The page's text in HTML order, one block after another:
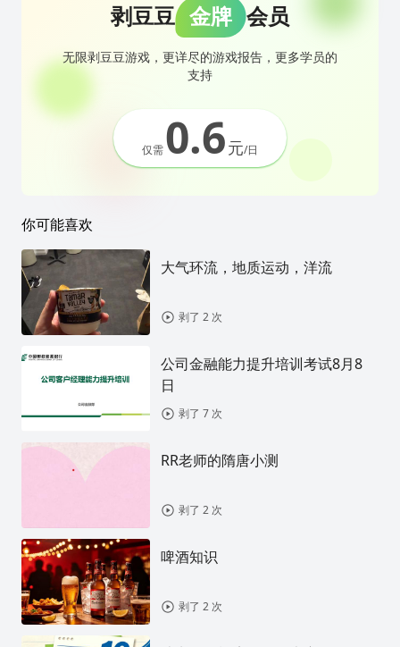
剥豆豆 金牌 会员
无限剥豆豆游戏，更详尽的游戏报告，更多学员的
支持
仅需0.6元/日
你可能喜欢
大气环流，地质运动，洋流
剥了 2 次
公司金融能力提升培训考试8月8
日
剥了 7 次
RR老师的隋唐小测
剥了 2 次
啤酒知识
剥了 2 次